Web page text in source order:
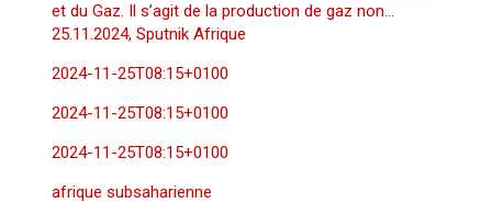
et du Gaz. Il s’agit de la production de gaz non…
25.11.2024, Sputnik Afrique
2024-11-25T08:15+0100
2024-11-25T08:15+0100
2024-11-25T08:15+0100
afrique subsaharienne